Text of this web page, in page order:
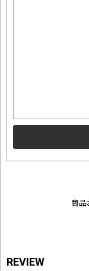
商品
REVIEW